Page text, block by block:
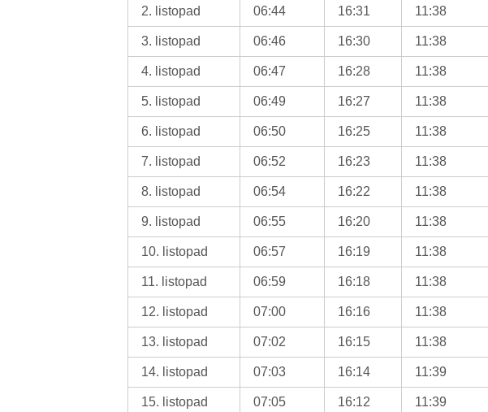
2. listopad 06:44 16:31 11:38
3. listopad 06:46 16:30 11:38
4. listopad 06:47 16:28 11:38
5. listopad 06:49 16:27 11:38
6. listopad 06:50 16:25 11:38
7. listopad 06:52 16:23 11:38
8. listopad 06:54 16:22 11:38
9. listopad 06:55 16:20 11:38
10. listopad 06:57 16:19 11:38
11. listopad 06:59 16:18 11:38
12. listopad 07:00 16:16 11:38
13. listopad 07:02 16:15 11:38
14. listopad 07:03 16:14 11:39
15. listopad 07:05 16:12 11:39